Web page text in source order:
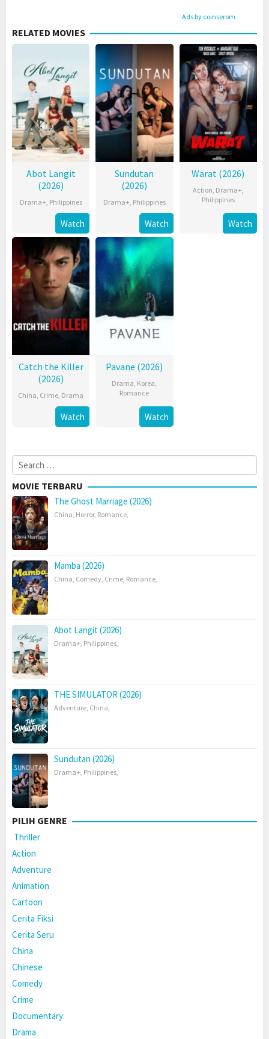
Ads by coinserom
RELATED MOVIES
Abot Langit
(2026)
Drama+, Philippines
Watch
Sundutan
(2026)
Drama+, Philippines
Watch
Warat (2026)
Action, Drama+,
Philippines
Watch
Catch the Killer
(2026)
China, Crime, Drama
Watch
Pavane (2026)
Drama, Korea,
Romance
Watch
Search
for:
MOVIE TERBARU
The Ghost Marriage (2026)
China, Horror, Romance,
Mamba (2026)
China, Comedy, Crime, Romance,
Abot Langit (2026)
Drama+, Philippines,
THE SIMULATOR (2026)
Adventure, China,
Sundutan (2026)
Drama+, Philippines,
PILIH GENRE
Thriller
Action
Adventure
Animation
Cartoon
Cerita Fiksi
Cerita Seru
China
Chinese
Comedy
Crime
Documentary
Drama